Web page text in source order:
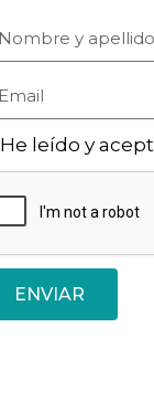
He leído y
ENVIAR